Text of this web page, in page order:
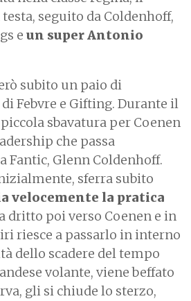
seguito da Coldenhoff,
e un super Antonio
subito un paio di
Febvre e Gifting. Durante il
sbavatura per Coenen
che passa
Fantic, Glenn Coldenhoff.
sferra subito
velocemente la pratica
dritto poi verso Coenen e in
riesce a passarlo in interno
dello scadere del tempo
volante, viene beffato
gli si chiude lo sterzo,